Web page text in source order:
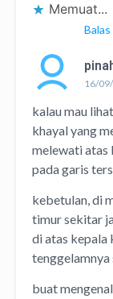
Memuat...
Balas
16/
kalau mau
khayal yang
melewati atas
pada garis
kebetulan, di
timur sekitar
di atas kepala
buat